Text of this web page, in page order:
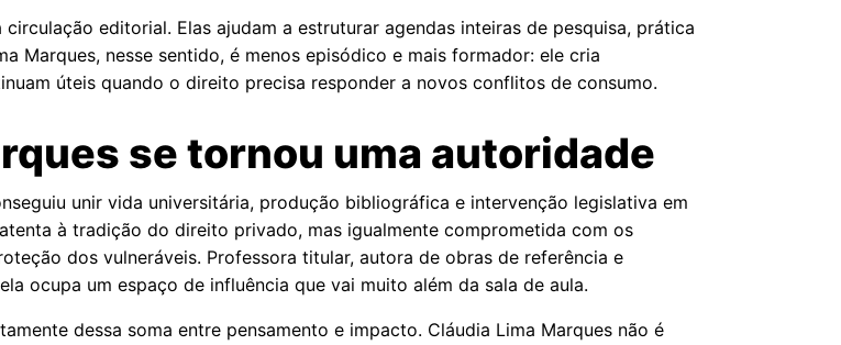
editorial. Elas ajudam a estruturar agendas inteiras de pesquisa, prática
Marques, nesse sentido, é menos episódico e mais formador: ele cria
úteis quando o direito precisa responder a novos conflitos de consumo.
se tornou uma autoridade
unir vida universitária, produção bibliográfica e intervenção legislativa em
à tradição do direito privado, mas igualmente comprometida com os
dos vulneráveis. Professora titular, autora de obras de referência e
ocupa um espaço de influência que vai muito além da sala de aula.
dessa soma entre pensamento e impacto. Cláudia Lima Marques não é